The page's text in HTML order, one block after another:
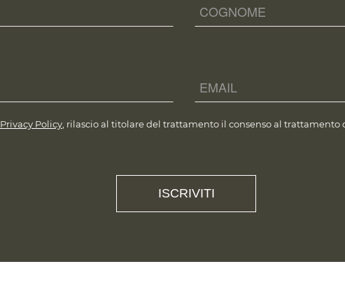
Privacy Policy, rilascio al titolare del trattamento il consenso al trattamento